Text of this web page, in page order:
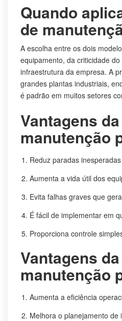
Quando
de
A escolha entre os dois
equipamento, da criticidade
infraestrutura da empresa. A
grandes plantas industriais,
é padrão em muitos setores
Vantagens da
manutenção
Reduz paradas inesperadas
Aumenta a vida útil dos
Evita falhas graves que
É fácil de implementar em
Proporciona controle
Vantagens da
manutenção
Aumenta a eficiência
Melhora o planejamento de